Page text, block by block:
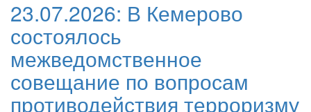
23.07.2026: В Кемерово
состоялось
межведомственное
совещание по вопросам
противодействия терроризму